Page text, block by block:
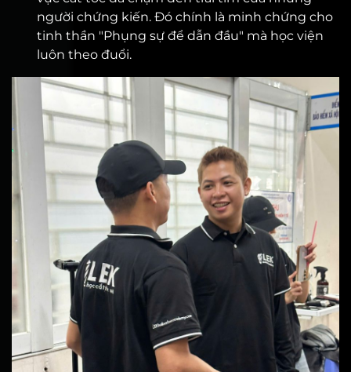
người chứng kiến. Đó chính là minh chứng cho
tinh thần "Phụng sự để dẫn đầu" mà học viện
luôn theo đuổi.